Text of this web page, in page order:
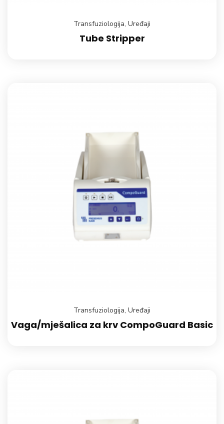
Transfuziologija, Uređaji
Tube Stripper
Transfuziologija, Uređaji
Vaga/mješalica za krv CompoGuard Basic